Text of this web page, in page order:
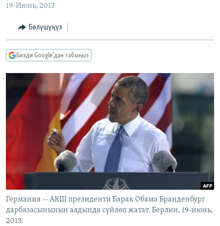
ЭКОНОМИКА
МАДАНИЯТ
БОРБОР АЗИЯ
АТАЙЫН ИЛИКТӨӨ
ТВ ПРОГРАММАЛАР
БҮГҮН АЗАТТЫКТА
ЭКСПЕРТТЕР ТАЛДАЙТ
БИЗ ЖАНА ДҮЙНӨ
ДАНИСТЕ
ЭЖЕ-СИҢДИЛЕР
ЫҢГАЙСЫЗ СУРООЛОР
ПОДКАСТ
ӨЗГӨЧӨ ПИКИР
Русский
ОНЛАЙН ШЕРИНЕ
ЭЕ/АРнун бардык сайттары
19-Июнь, 2013
Бөлүшүңүз
Бизди Google'дан табыңыз
Германия -- АКШ президенти Барак Обама Бранденбург
дарбазасынынын алдында сүйлөп жатат. Берлин, 19-июнь,
2013.